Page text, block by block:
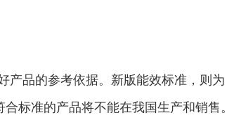
品的参考依据。新版能效标准，则为
标准的产品将不能在我国生产和销售。